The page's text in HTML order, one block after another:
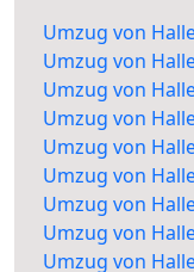
Umzug von
Umzug von
Umzug von
Umzug von
Umzug von
Umzug von
Umzug von
Umzug von
Umzug von